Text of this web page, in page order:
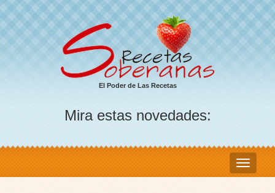
El Poder de Las Recetas
Mira estas novedades: